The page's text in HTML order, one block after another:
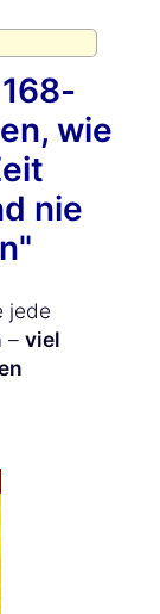
wie
nie
jede
– viel